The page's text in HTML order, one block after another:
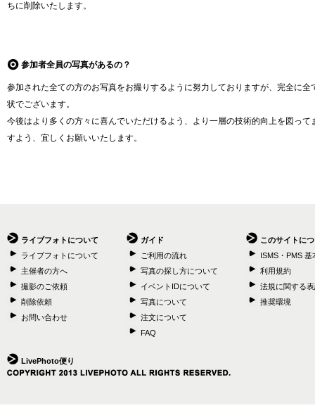
ちに削除いたします。
参加者全員の写真があるの？
参加された全ての方のお写真をお撮りするように努力しておりますが、完全に
状でございます。
今後はより多くの方々に喜んでいただけるよう、より一層の技術的向上を図っ
すよう、宜しくお願いいたします。
ライブフォトについて
ライブフォトについて
主催者の方へ
撮影のご依頼
削除依頼
お問い合わせ
LivePhoto便り
ガイド
ご利用の流れ
写真の探し方について
イベントIDについて
写真について
注文について
FAQ
このサイトに
ISMS・PMS 基
利用規約
法規に関する
推奨環境